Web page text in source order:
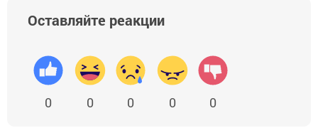
Оставляйте реакции
0 0 0 0 0